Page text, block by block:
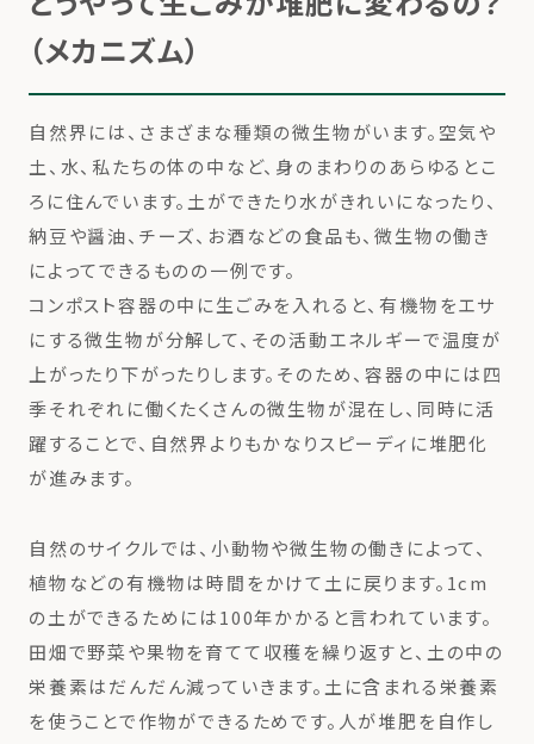
（メカニズム）
自然界には、さまざまな種類の微生物がいます。空気や
土、水、私たちの体の中など、身のまわりのあらゆるとこ
ろに住んでいます。土ができたり水がきれいになったり、
納豆や醤油、チーズ、お酒などの食品も、微生物の働き
によってできるものの一例です。
コンポスト容器の中に生ごみを入れると、有機物をエサ
にする微生物が分解して、その活動エネルギーで温度が
上がったり下がったりします。そのため、容器の中には四
季それぞれに働くたくさんの微生物が混在し、同時に活
躍することで、自然界よりもかなりスピーディに堆肥化
が進みます。
自然のサイクルでは、小動物や微生物の働きによって、
植物などの有機物は時間をかけて土に戻ります。1cm
の土ができるためには100年かかると言われています。
田畑で野菜や果物を育てて収穫を繰り返すと、土の中の
栄養素はだんだん減っていきます。土に含まれる栄養素
を使うことで作物ができるためです。人が堆肥を自作し